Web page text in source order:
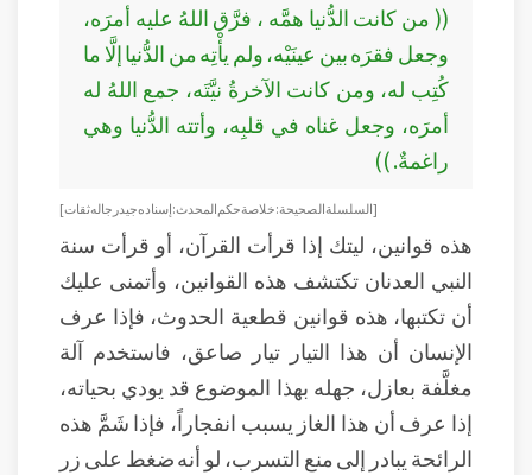
(( من كانت الدُّنيا همَّه ، فرَّق اللهُ عليه أمرَه،
وجعل فقرَه بين عينَيْه، ولم يأْتِه من الدُّنيا إلَّا ما
كُتِب له، ومن كانت الآخرةُ نيَّتَه، جمع اللهُ له
أمرَه، وجعل غناه في قلبِه، وأتته الدُّنيا وهي
راغمةٌ. ))
[ السلسلة الصحيحة: خلاصة حكم المحدث: إسناده جيد رجاله ثقات ]
هذه قوانين، ليتك إذا قرأت القرآن، أو قرأت سنة
النبي العدنان تكتشف هذه القوانين، وأتمنى عليك
أن تكتبها، هذه قوانين قطعية الحدوث، فإذا عرف
الإنسان أن هذا التيار تيار صاعق، فاستخدم آلة
مغلَّفة بعازل، جهله بهذا الموضوع قد يودي بحياته،
إذا عرف أن هذا الغاز يسبب انفجاراً، فإذا شَمَّ هذه
الرائحة يبادر إلى منع التسرب، لو أنه ضغط على زر